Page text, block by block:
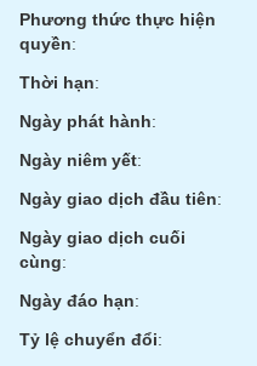
Phương thức thực hiện
quyền:
Thời hạn:
Ngày phát hành:
Ngày niêm yết:
Ngày giao dịch đầu tiên:
Ngày giao dịch cuối
cùng:
Ngày đáo hạn:
Tỷ lệ chuyển đổi:
TRUYỀN
THÔNG
ÍCH
BẤT
ĐỘNG